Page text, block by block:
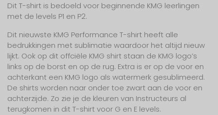
Dit T-shirt is bedoeld voor beginnende KMG leerlingen
met de levels P1 en P2.
Dit nieuwste KMG Performance T-shirt heeft alle
bedrukkingen met sublimatie waardoor het altijd nieuw
lijkt. Ook op dit offciële KMG shirt staan de KMG logo’s
links op de borst en op de rug. Extra is er op de voor en
achterkant een KMG logo als watermerk gesublimeerd.
De shirts worden naar onder toe zwart aan de voor en
achterzijde. Zo zie je de kleuren van Instructeurs al
terugkomen in dit T-shirt voor G en E levels.